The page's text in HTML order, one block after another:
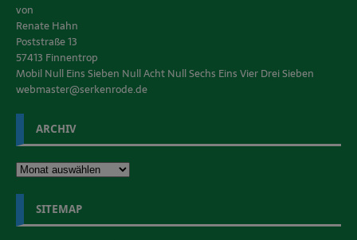
von
Renate Hahn
Poststraße 13
57413 Finnentrop
Mobil Null Eins Sieben Null Acht Null Sechs Eins Vier Drei Sieben
webmaster@serkenrode.de
ARCHIV
SITEMAP